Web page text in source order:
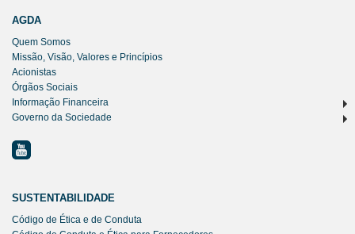
AGDA
Quem Somos
Missão, Visão, Valores e Princípios
Acionistas
Órgãos Sociais
Informação Financeira
Governo da Sociedade
SUSTENTABILIDADE
Código de Ética e de Conduta